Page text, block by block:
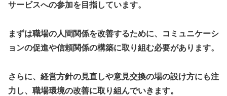
サービスへの参加を目指しています。
まずは職場の人間関係を改善するために、コミュニケーシ
ョンの促進や信頼関係の構築に取り組む必要があります。
さらに、経営方針の見直しや意見交換の場の設け方にも注
力し、職場環境の改善に取り組んでいきます。